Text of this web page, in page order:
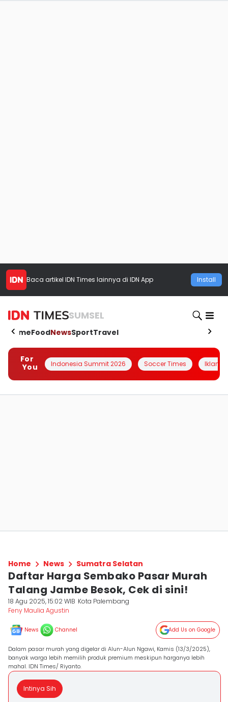
Baca artikel IDN Times lainnya di IDN App Install
SUMSEL
HomeFoodNewsSportTravel
For
You
Indonesia Summit 2026 Soccer Times Iklanin
Home News Sumatra Selatan
Daftar Harga Sembako Pasar Murah
Talang Jambe Besok, Cek di sini!
18 Agu 2025, 15:02 WIB Kota Palembang
Feny Maulia Agustin
News Channel Add Us on Google
Dalam pasar murah yang digelar di Alun-Alun Ngawi, Kamis (13/3/2025),
banyak warga lebih memilih produk premium meskipun harganya lebih
mahal. IDN Times/ Riyanto.
Intinya Sih